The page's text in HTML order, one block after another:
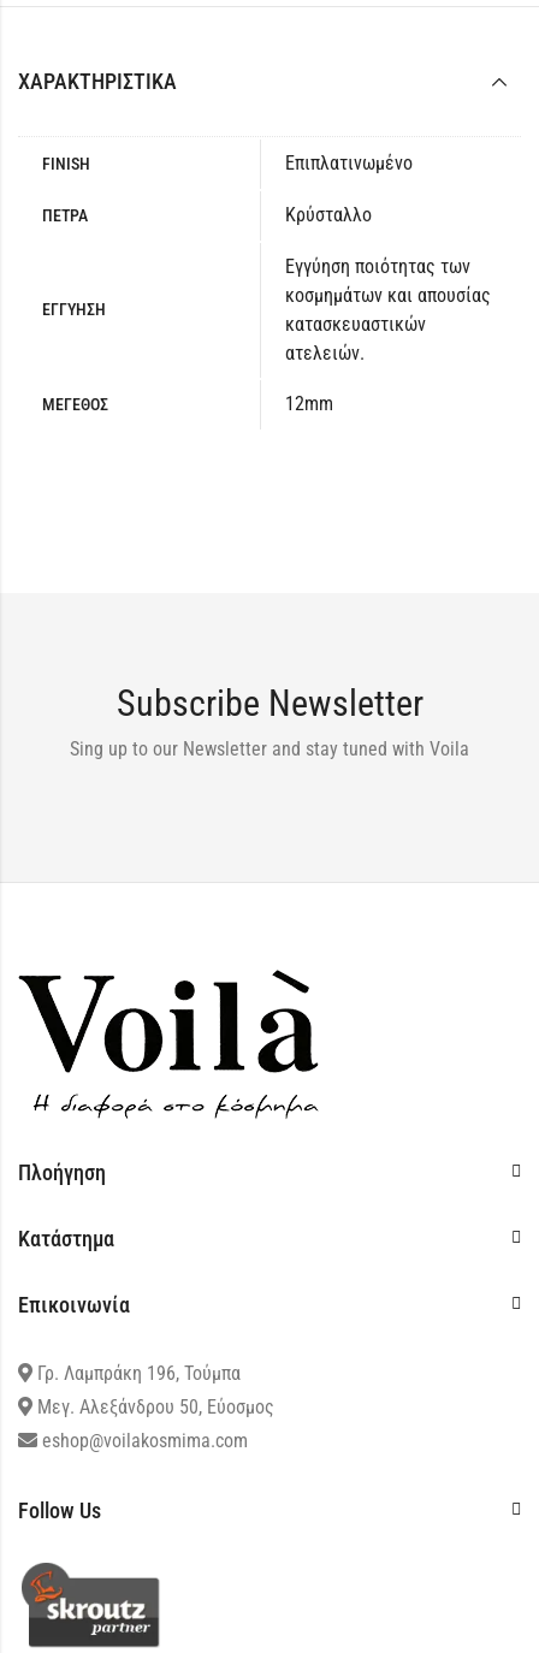
ΧΑΡΑΚΤΗΡΙΣΤΙΚΆ
FINISH Επιπλατινωμένο
ΠΕΤΡΑ Κρύσταλλο
ΕΓΓΥΗΣΗ
Εγγύηση ποιότητας των
κοσμημάτων και απουσίας
κατασκευαστικών
ατελειών.
ΜΕΓΕΘΟΣ 12mm
Subscribe Newsletter
Sing up to our Newsletter and stay tuned with Voila
Πλοήγηση
Κατάστημα
Επικοινωνία
Γρ. Λαμπράκη 196, Τούμπα
Μεγ. Αλεξάνδρου 50, Εύοσμος
eshop@voilakosmima.com
Follow Us